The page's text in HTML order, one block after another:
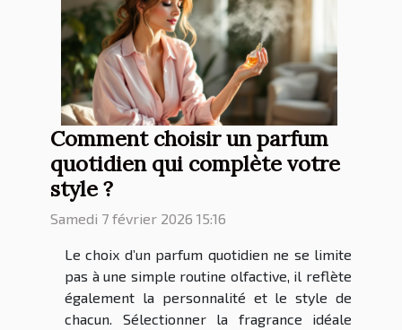
Comment choisir un parfum
quotidien qui complète votre
style ?
Samedi 7 février 2026 15:16
Le choix d’un parfum quotidien ne se limite
pas à une simple routine olfactive, il reflète
également la personnalité et le style de
chacun. Sélectionner la fragrance idéale